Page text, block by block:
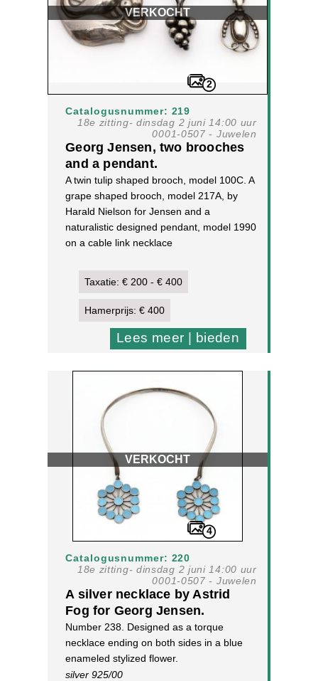
VERKOCHT
2
Catalogusnummer: 219
18e zitting- dinsdag 2 juni 14:00 uur
0001-0507 - Juwelen
Georg Jensen, two brooches
and a pendant.
A twin tulip shaped brooch, model 100C. A
grape shaped brooch, model 217A, by
Harald Nielson for Jensen and a
naturalistic designed pendant, model 1990
on a cable link necklace
29,4 g
Taxatie: € 200 - € 400
Hamerprijs: € 400
Lees meer | bieden
VERKOCHT
4
Catalogusnummer: 220
18e zitting- dinsdag 2 juni 14:00 uur
0001-0507 - Juwelen
A silver necklace by Astrid
Fog for Georg Jensen.
Number 238. Designed as a torque
necklace ending on both sides in a blue
enameled stylized flower.
silver 925/00